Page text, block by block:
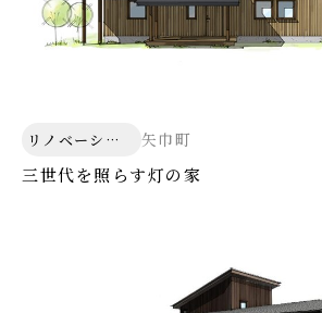
リノベーショ
矢巾町
三世代を照らす灯の家